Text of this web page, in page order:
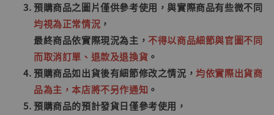
預購商品之圖片僅供參考使用，與實際商品有些微不同
均視為正常情況 ，
最終商品依實際現況為主， 不得以商品細節與官圖不同
而取消訂單、退款及退換貨 。
預購商品如出貨後有細節修改之情況，均依實際出貨商
品為主，本店將不另作通知 。
預購商品的預計發貨日僅參考使用，